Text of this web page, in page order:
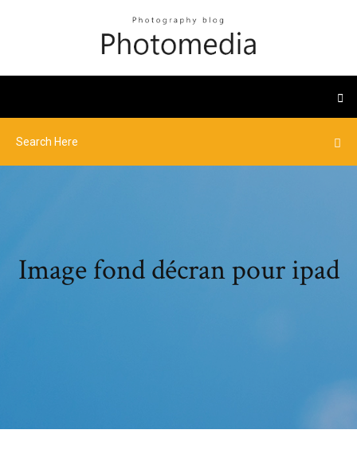
Image fond décran pour ipad